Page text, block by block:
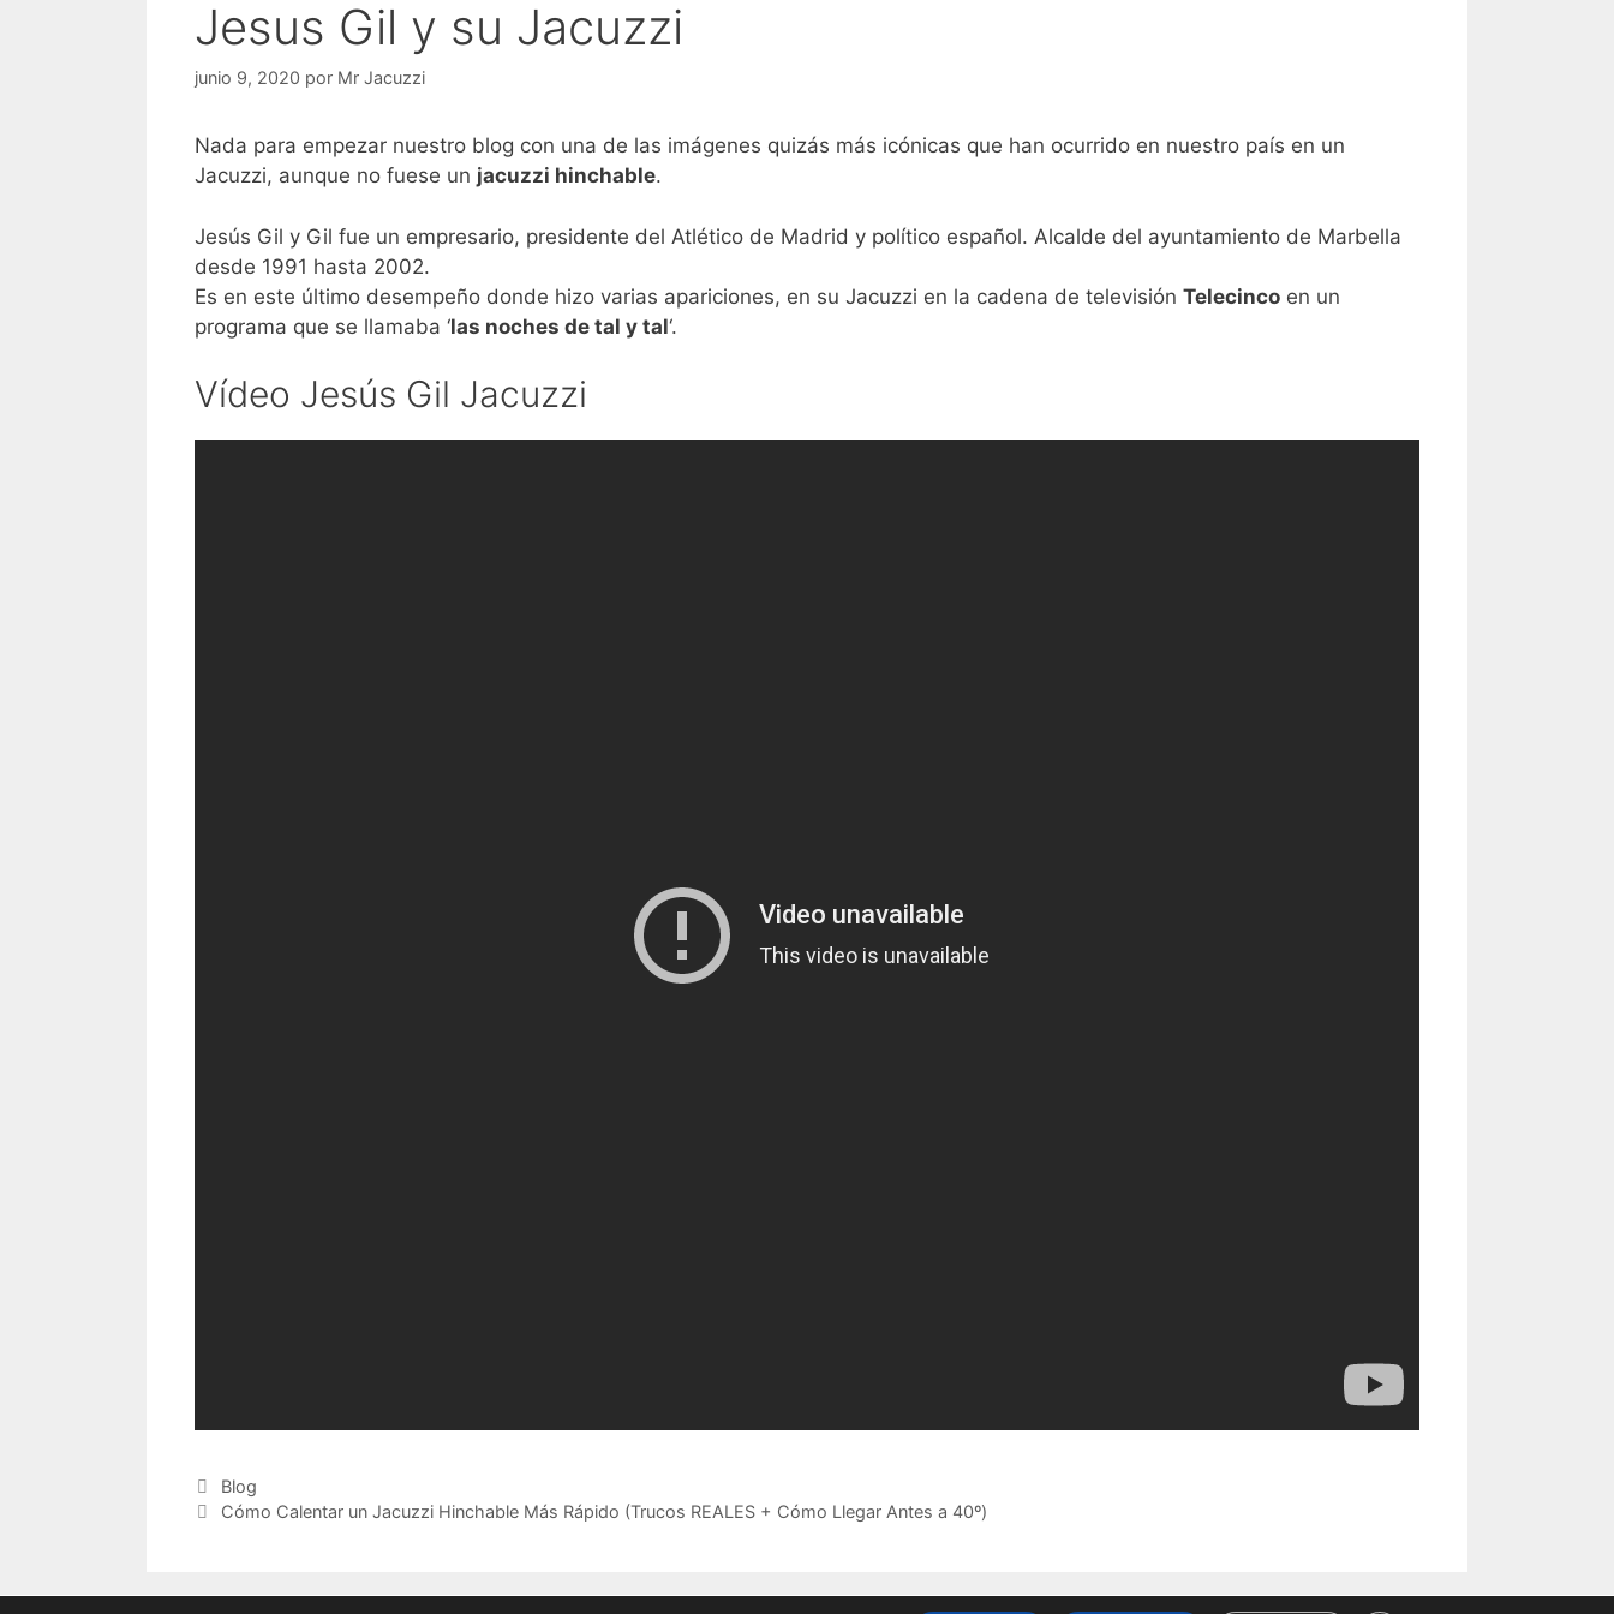
Jesus Gil y su Jacuzzi
junio 9, 2020 por Mr Jacuzzi
Nada para empezar nuestro blog con una de las imágenes quizás más icónicas que han ocurrido en nuestro país en un
Jacuzzi, aunque no fuese un jacuzzi hinchable.
Jesús Gil y Gil fue un empresario, presidente del Atlético de Madrid y político español. Alcalde del ayuntamiento de Marbella
desde 1991 hasta 2002.
Es en este último desempeño donde hizo varias apariciones, en su Jacuzzi en la cadena de televisión Telecinco en un
programa que se llamaba ‘las noches de tal y tal‘.
Vídeo Jesús Gil Jacuzzi
Categorías
Blog
Cómo Calentar un Jacuzzi Hinchable Más Rápido (Trucos REALES + Cómo Llegar Antes a 40º)